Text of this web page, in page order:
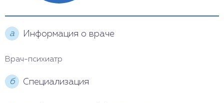
Воскресенье
а Информация о враче
Врач-психиатр
б Специализация